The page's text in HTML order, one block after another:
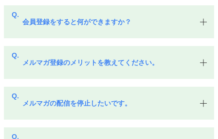
会員登録をすると何ができますか？
メルマガ登録のメリットを教えてください。
メルマガの配信を停止したいです。